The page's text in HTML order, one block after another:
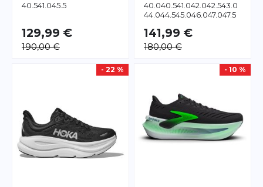
40.541.045.5
129,99 €
190,00 €
40.040.541.042.042.543.0
44.044.545.046.047.047.5
141,99 €
180,00 €
- 22 % - 10 %